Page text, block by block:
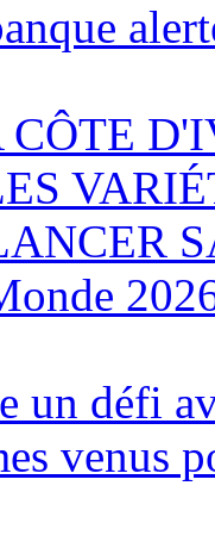
un défi
venus